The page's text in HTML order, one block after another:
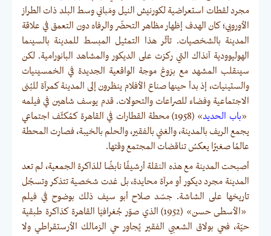
مجرد لقطات استعراضية لكورنيش النيل ومَباني وسط البلد ذات الطراز
الأوروبي؛ كان الهدف إظهار مظاهر التحضّر والرفاه دون التعمق في علاقة
المدينة بالشخصيات. تأثّر هذا التمثيل المبسط للمدينة بالسينما
الهوليوودية آنذاك التي ركزت على الديكور والمشاهد البانورامية. لكن
سينقلب المشهد مع بزوغ موجة الواقعية الجديدة في الخمسينيات
والستينيات، إذ بدأ حينها صناع الأفلام ينظرون إلى المدينة كمرآة للبُنى
الاجتماعية وفضاء للصراعات والتحولات. قدم يوسف شاهين في فيلمه
«باب الحديد
» (1958) محطة القطارات في القاهرة كمُكثّف اجتماعي
يجمع الريف بالمدينة، والغني بالفقير، والحلم بالخيبة، فصارت المحطة
عالمًا صغيرًا يعكسُ تناقضات المجتمع وقتها.
أصبحت المدينة مع هذه النقلة أرشيفًا نابضًا للذاكرة الجمعية، لم تعد
المدينة مجرد ديكور أو مرآة محايدة، بل غدت شخصية تتذكر وتسجّل
تاريخها على الشاشة. جسّد صلاح أبو سيف ذلك بوضوح في فيلم
«الأسطى حسن» (1952) الذي صوّر جُغرافيَا القاهرة كذاكرة طبقية
حيّة، فحي بولاق الشعبي الفقير يُجاور حي الزمالك الأرستقراطي ولا